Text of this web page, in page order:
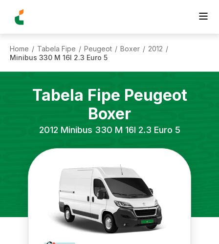
Home / Tabela Fipe / Peugeot / Boxer / 2012 /
Minibus 330 M 16l 2.3 Euro 5
Tabela Fipe Peugeot
Boxer
2012 Minibus 330 M 16l 2.3 Euro 5